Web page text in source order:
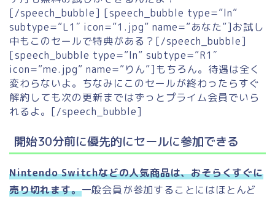
[/speech_bubble] [speech_bubble type=”ln”
subtype=”L1″ icon=”1.jpg” name=”あなた”]お試し
中もこのセールで特典がある？[/speech_bubble]
[speech_bubble type=”ln” subtype=”R1″
icon=”me.jpg” name=”りん”]もちろん。待遇は全く
変わらないよ。ちなみにこのセールが終わったらすぐ
解約しても次の更新まではずっとプライム会員でいら
れるよ。[/speech_bubble]
開始30分前に優先的にセールに参加できる
Nintendo Switchなどの人気商品は、おそらくすぐに
売り切れます。一般会員が参加することにはほとんど